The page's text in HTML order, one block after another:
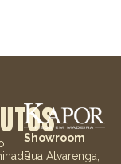
Showroom
Rua Alvarenga,